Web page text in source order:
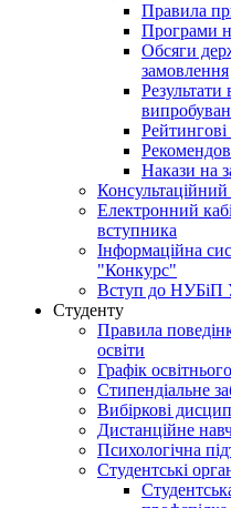
Правила
Програми
Обсяги
замовлення
Результати
Накази на
Електронний
вступника
Інформаційна
"Конкурс"
Вступ до НУБіП
Студенту
Правила
освіти
Графік
Стипендіальне
Вибіркові
Дистанційне
Психологічна
Студентські